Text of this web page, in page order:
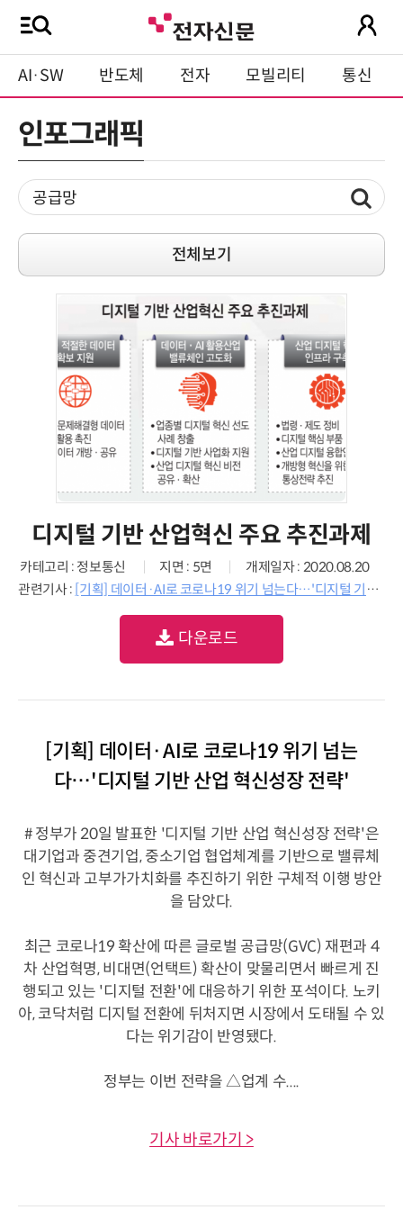
AI·SW 반도체 전자 모빌리티 통신
인포그래픽
전체보기
디지털 기반 산업혁신 주요 추진과제
카테고리 : 정보통신 지면 : 5면
개제일자 : 2020.08.20
관련기사 : [기획] 데이터·AI로 코로나19 위기 넘는다…'디지털 기반 산업 혁신성장 전략'
다운로드
[기획] 데이터·AI로 코로나19 위기 넘는
다…'디지털 기반 산업 혁신성장 전략'
# 정부가 20일 발표한 '디지털 기반 산업 혁신성장 전략'은
대기업과 중견기업, 중소기업 협업체계를 기반으로 밸류체
인 혁신과 고부가가치화를 추진하기 위한 구체적 이행 방안
을 담았다.
최근 코로나19 확산에 따른 글로벌 공급망(GVC) 재편과 4
차 산업혁명, 비대면(언택트) 확산이 맞물리면서 빠르게 진
행되고 있는 '디지털 전환'에 대응하기 위한 포석이다. 노키
아, 코닥처럼 디지털 전환에 뒤처지면 시장에서 도태될 수 있
다는 위기감이 반영됐다.
정부는 이번 전략을 △업계 수....
기사 바로가기 >